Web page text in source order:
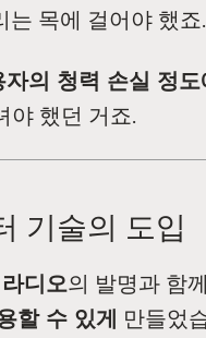
는 목에 걸어야 했죠.
자의 청력 손실 정
야 했던 거죠.
기술의 도입
디오의 발명과 함
할 수 있게 만들었